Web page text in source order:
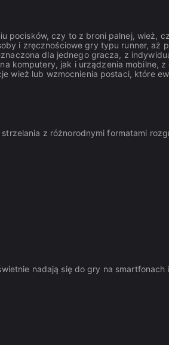
pocisków, czy to z broni palnej, wież,
i zręcznościowe gry typu runner, aż
dla jednego gracza, z
komputery, jak i urządzenia mobilne,
wież lub wzmocnienia postaci, które
z różnorodnymi formatami
nadają się do gry na